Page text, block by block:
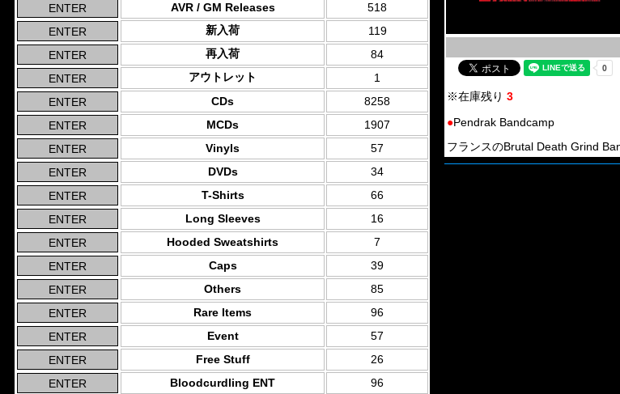
AVR / GM Releases
518
新入荷
119
再入荷
84
アウトレット
1
CDs
8258
MCDs
1907
Vinyls
57
DVDs
34
T-Shirts
66
Long Sleeves
16
Hooded Sweatshirts
7
Caps
39
Others
85
Rare Items
96
Event
57
Free Stuff
26
Bloodcurdling ENT
96
※在庫残り 3
●Pendrak Bandcamp
フランスのBrutal Death Grind